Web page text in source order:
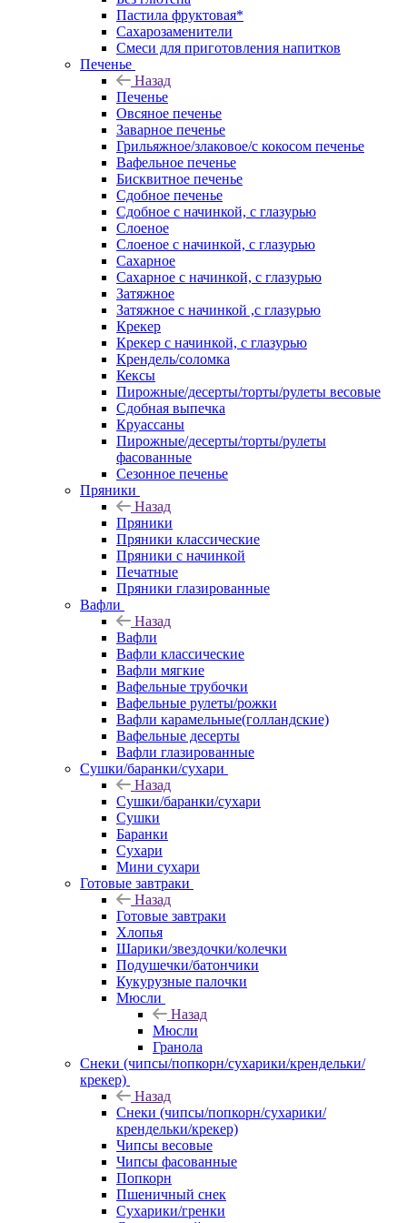
Пастила фруктовая*
Сахарозаменители
Смеси для приготовления напитков
Печенье
Назад
Печенье
Овсяное печенье
Заварное печенье
Грильяжное/злаковое/с кокосом печенье
Вафельное печенье
Бисквитное печенье
Сдобное печенье
Сдобное с начинкой, с глазурью
Слоеное
Слоеное с начинкой, с глазурью
Сахарное
Сахарное с начинкой, с глазурью
Затяжное
Затяжное с начинкой ,с глазурью
Крекер
Крекер с начинкой, с глазурью
Крендель/соломка
Кексы
Пирожные/десерты/торты/рулеты весовые
Сдобная выпечка
Круассаны
Пирожные/десерты/торты/рулеты
фасованные
Сезонное печенье
Пряники
Назад
Пряники
Пряники классические
Пряники с начинкой
Печатные
Пряники глазированные
Вафли
Назад
Вафли
Вафли классические
Вафли мягкие
Вафельные трубочки
Вафельные рулеты/рожки
Вафли карамельные(голландские)
Вафельные десерты
Вафли глазированные
Сушки/баранки/сухари
Назад
Сушки/баранки/сухари
Сушки
Баранки
Сухари
Мини сухари
Готовые завтраки
Назад
Готовые завтраки
Хлопья
Шарики/звездочки/колечки
Подушечки/батончики
Кукурузные палочки
Мюсли
Назад
Мюсли
Гранола
Снеки (чипсы/попкорн/сухарики/крендельки/
крекер)
Назад
Снеки (чипсы/попкорн/сухарики/
крендельки/крекер)
Чипсы весовые
Чипсы фасованные
Попкорн
Пшеничный снек
Сухарики/гренки